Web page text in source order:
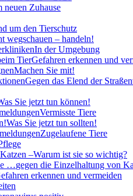
neuen Zuhause
um den Tierschutz
wegschauen – handeln!
In der Umgebung
TierGefahren erkennen und
Machen Sie mit!
Gegen das Elend der
Sie jetzt tun können!
Vermisste Tiere
Was Sie jetzt tun sollten!
Zugelaufene Tiere
–Warum ist sie so wichtig?
…gegen die Einzelhaltung von
erkennen und vermeiden